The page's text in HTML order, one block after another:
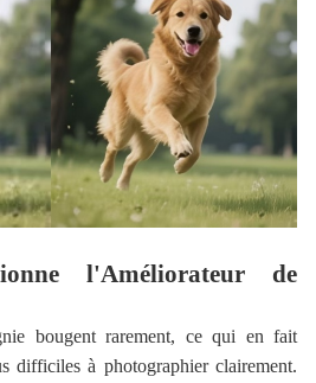
l'Améliorateur de
bougent rarement, ce qui en fait
difficiles à photographier clairement.